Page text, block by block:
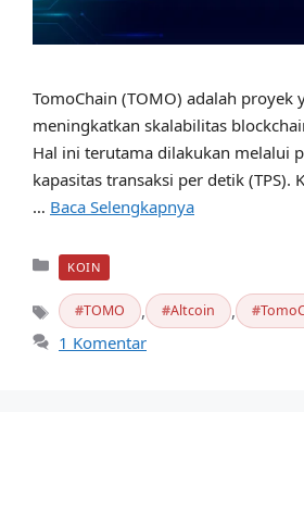
TomoChain (TOMO) adalah proyek
meningkatkan skalabilitas
Hal ini terutama dilakukan melalui
kapasitas transaksi per detik (TPS).
… Baca Selengkapnya
Kategori
KOIN
Tag TOMO , Altcoin ,
1 Komentar